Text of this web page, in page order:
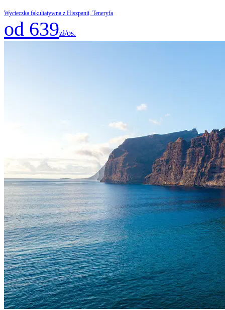
Wycieczka fakultatywna z Hiszpanii, Teneryfa
od 639zł/os.